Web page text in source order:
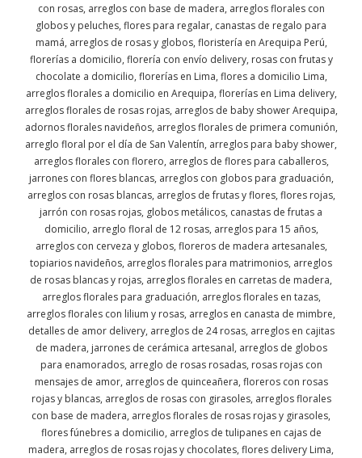
con rosas, arreglos con base de madera, arreglos florales con
globos y peluches, flores para regalar, canastas de regalo para
mamá, arreglos de rosas y globos, floristería en Arequipa Perú,
florerías a domicilio, florería con envío delivery, rosas con frutas y
chocolate a domicilio, florerías en Lima, flores a domicilio Lima,
arreglos florales a domicilio en Arequipa, florerías en Lima delivery,
arreglos florales de rosas rojas, arreglos de baby shower Arequipa,
adornos florales navideños, arreglos florales de primera comunión,
arreglo floral por el día de San Valentín, arreglos para baby shower,
arreglos florales con florero, arreglos de flores para caballeros,
jarrones con flores blancas, arreglos con globos para graduación,
arreglos con rosas blancas, arreglos de frutas y flores, flores rojas,
jarrón con rosas rojas, globos metálicos, canastas de frutas a
domicilio, arreglo floral de 12 rosas, arreglos para 15 años,
arreglos con cerveza y globos, floreros de madera artesanales,
topiarios navideños, arreglos florales para matrimonios, arreglos
de rosas blancas y rojas, arreglos florales en carretas de madera,
arreglos florales para graduación, arreglos florales en tazas,
arreglos florales con lilium y rosas, arreglos en canasta de mimbre,
detalles de amor delivery, arreglos de 24 rosas, arreglos en cajitas
de madera, jarrones de cerámica artesanal, arreglos de globos
para enamorados, arreglo de rosas rosadas, rosas rojas con
mensajes de amor, arreglos de quinceañera, floreros con rosas
rojas y blancas, arreglos de rosas con girasoles, arreglos florales
con base de madera, arreglos florales de rosas rojas y girasoles,
flores fúnebres a domicilio, arreglos de tulipanes en cajas de
madera, arreglos de rosas rojas y chocolates, flores delivery Lima,